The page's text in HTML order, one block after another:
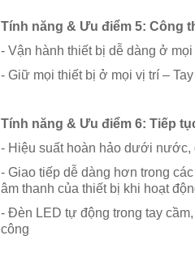
Tính năng & Ưu điểm 5: Công
- Vận hành thiết bị dễ dàng ở
- Giữ mọi thiết bị ở mọi vị trí –
Tính năng & Ưu điểm 6: Tiếp
- Hiệu suất hoàn hảo dưới nước,
- Giao tiếp dễ dàng hơn trong
âm thanh của thiết bị khi hoạt
- Đèn LED tự động trong tay
công